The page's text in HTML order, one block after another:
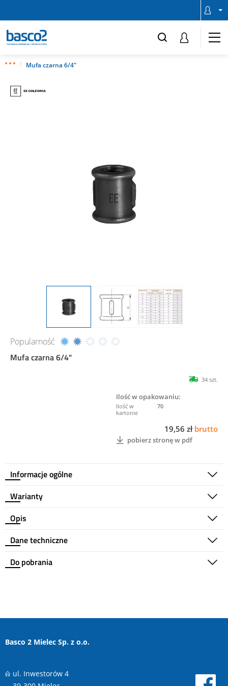
Mufa czarna 6/4"
Popularność
Mufa czarna 6/4"
Informacje ogólne
34 szt.
Ilość w opakowaniu:
70
19,56 zł brutto
pobierz stronę w pdf
Warianty
Opis
Dane techniczne
Do pobrania
Basco 2 Mielec Sp. z o.o.
ul. Inwestorów 4